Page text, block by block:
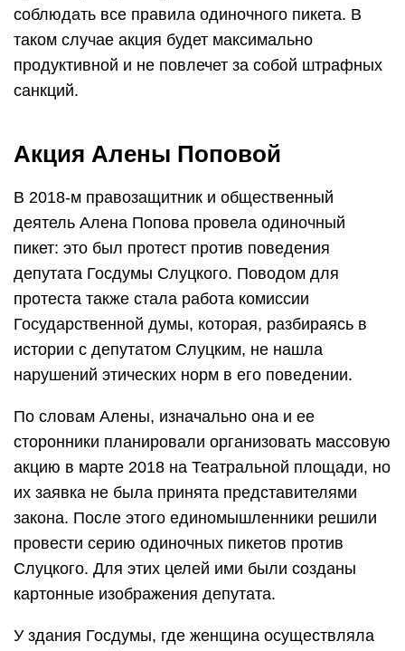
соблюдать все правила одиночного пикета. В
таком случае акция будет максимально
продуктивной и не повлечет за собой штрафных
санкций.
Акция Алены Поповой
В 2018-м правозащитник и общественный
деятель Алена Попова провела одиночный
пикет: это был протест против поведения
депутата Госдумы Слуцкого. Поводом для
протеста также стала работа комиссии
Государственной думы, которая, разбираясь в
истории с депутатом Слуцким, не нашла
нарушений этических норм в его поведении.
По словам Алены, изначально она и ее
сторонники планировали организовать массовую
акцию в марте 2018 на Театральной площади, но
их заявка не была принята представителями
закона. После этого единомышленники решили
провести серию одиночных пикетов против
Слуцкого. Для этих целей ими были созданы
картонные изображения депутата.
У здания Госдумы, где женщина осуществляла